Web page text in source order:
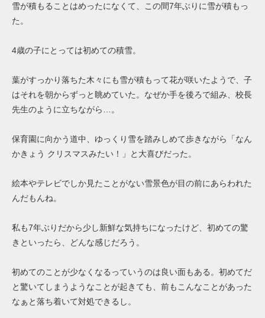
雪が積もることはめったになくて、この間7年ぶりに雪が積もっ
た。
4歳の子にとっては初めての積雪。
葉がすっかり落ちた木々にも雪が積もって花が咲いたようで、子
はそれを朝からずっと眺めていた。なぜか手を後ろで組み、校長
先生のように立ちながら…。
保育園に向かう道中、ゆっくり雪を踏みしめて歩きながら「なん
かきょう クリスマスみたい！」と大喜びだった。
絵本やテレビでしか見たことがない雪景色が目の前にあらわれた
んだもんね。
私も7年ぶりだから少し新鮮な気持ちになったけど、初めての驚
きといったら、どんな感じだろう。
初めてのことが少なくなるっていうのは良い面もある。初めてだ
と驚いてしまうようなことが起きても、前もこんなことがあった
なぁと落ち着いて対処できるし。